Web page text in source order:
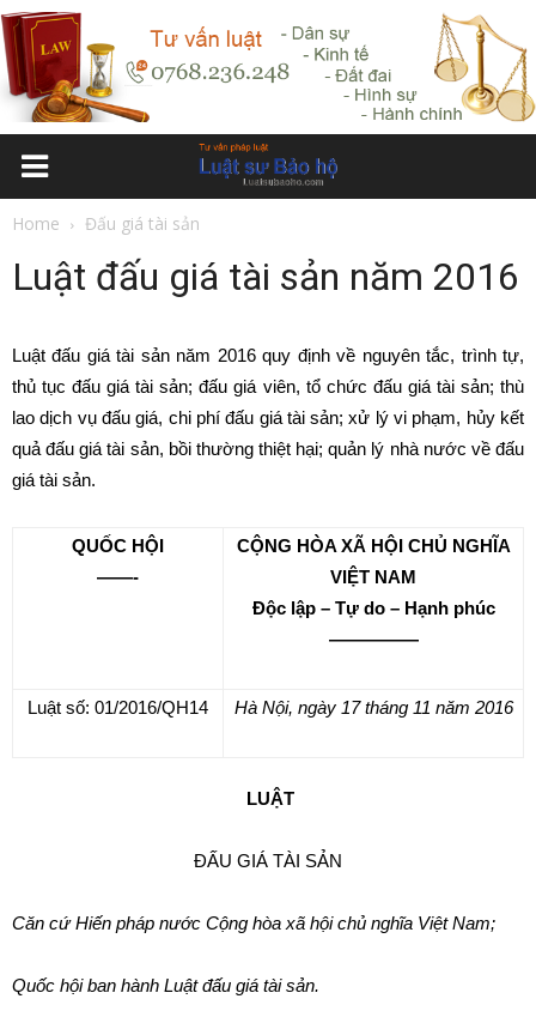
Home Đấu giá tài sản
Luật đấu giá tài sản năm 2016
Luật đấu giá tài sản năm 2016 quy định về nguyên tắc, trình tự,
thủ tục đấu giá tài sản; đấu giá viên, tổ chức đấu giá tài sản; thù
lao dịch vụ đấu giá, chi phí đấu giá tài sản; xử lý vi phạm, hủy kết
quả đấu giá tài sản, bồi thường thiệt hại; quản lý nhà nước về đấu
giá tài sản.
QUỐC HỘI
——-
CỘNG HÒA XÃ HỘI CHỦ NGHĨA
VIỆT NAM
Độc lập – Tự do – Hạnh phúc
—————
Luật số: 01/2016/QH14 Hà Nội, ngày 17tháng 11 năm 2016
LUẬT
ĐẤU GIÁ TÀI SẢN
Căn cứ Hiến pháp nước Cộng hòa xã hội chủ nghĩa Việt Nam;
Quốc hội ban hành Luật đấu giá tài sản.